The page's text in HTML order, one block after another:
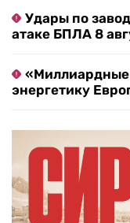
Удары по
атаке БПЛА 8
энергетику